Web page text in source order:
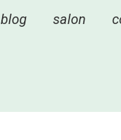
blog salon